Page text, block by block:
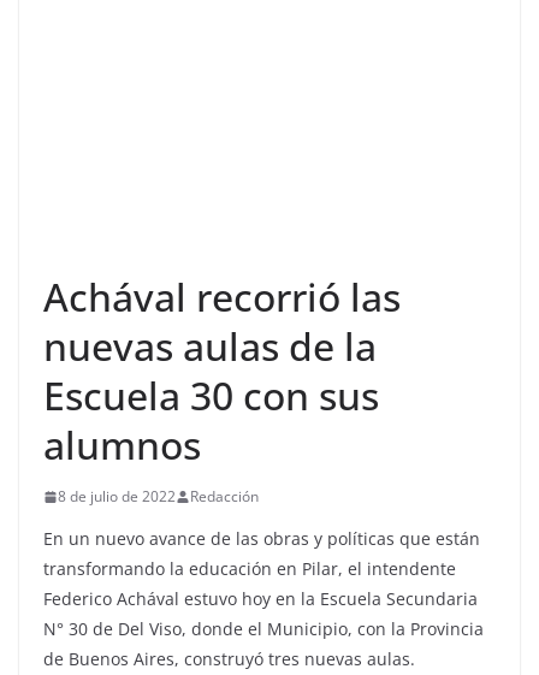
Achával recorrió las
nuevas aulas de la
Escuela 30 con sus
alumnos
8 de julio de 2022 Redacción
En un nuevo avance de las obras y políticas que están
transformando la educación en Pilar, el intendente
Federico Achával estuvo hoy en la Escuela Secundaria
N° 30 de Del Viso, donde el Municipio, con la Provincia
de Buenos Aires, construyó tres nuevas aulas.